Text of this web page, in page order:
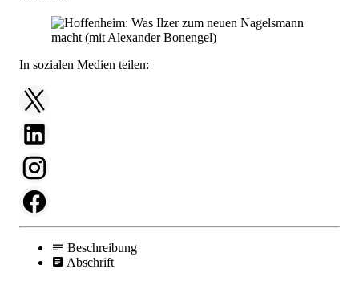
In sozialen Medien teilen:
Beschreibung
Abschrift